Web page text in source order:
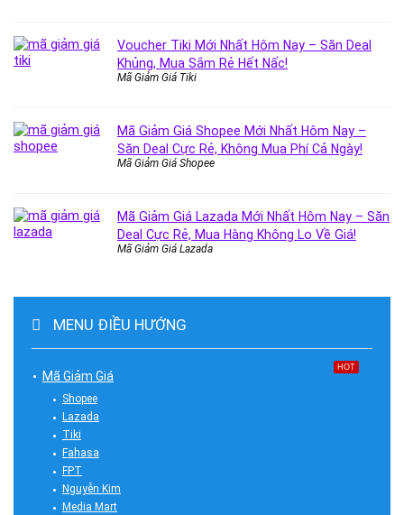
Voucher Tiki Mới Nhất Hôm Nay – Săn Deal
Khủng, Mua Sắm Rẻ Hết Nấc!
Mã Giảm Giá Tiki
Mã Giảm Giá Shopee Mới Nhất Hôm Nay –
Săn Deal Cực Rẻ, Không Mua Phí Cả Ngày!
Mã Giảm Giá Shopee
Mã Giảm Giá Lazada Mới Nhất Hôm Nay – Săn
Deal Cực Rẻ, Mua Hàng Không Lo Về Giá!
Mã Giảm Giá Lazada
MENU ĐIỀU HƯỚNG
Mã Giảm Giá
HOT
Shopee
Lazada
Tiki
Fahasa
FPT
Nguyễn Kim
Media Mart